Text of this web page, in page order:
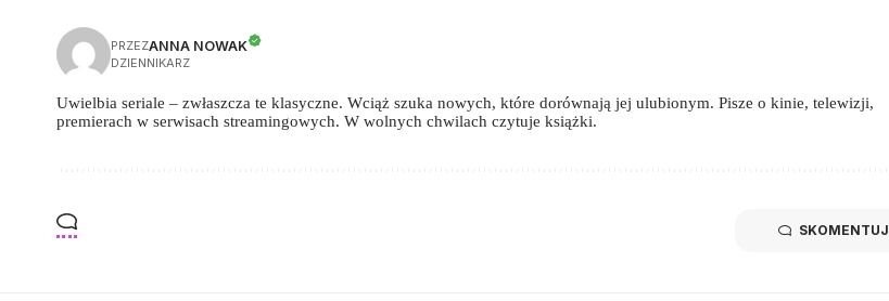
PRZEZANNA NOWAK
DZIENNIKARZ
Uwielbia seriale – zwłaszcza te klasyczne. Wciąż szuka nowych, które dorównają jej ulubionym. Pisze o kinie, telewizji,
premierach w serwisach streamingowych. W wolnych chwilach czytuje książki.
SKOMENTUJ